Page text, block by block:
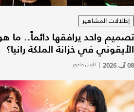
إطلالات المشاهير
تصميم واحد يرافقها دائماً.. ما
الأيقوني في خزانة الملكة رانيا؟
08 آب 2026 | كارين فاعور